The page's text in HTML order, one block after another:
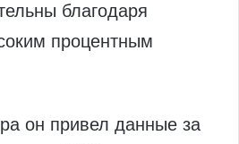
благодаря
процентным
он привел данные за